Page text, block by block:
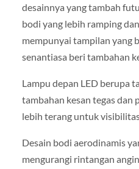
desainnya yang tambah
bodi yang lebih ramping
mempunyai tampilan yang
senantiasa beri tambahan
Lampu depan LED berupa
tambahan kesan tegas dan
lebih terang untuk
Desain bodi aerodinamis
mengurangi rintangan